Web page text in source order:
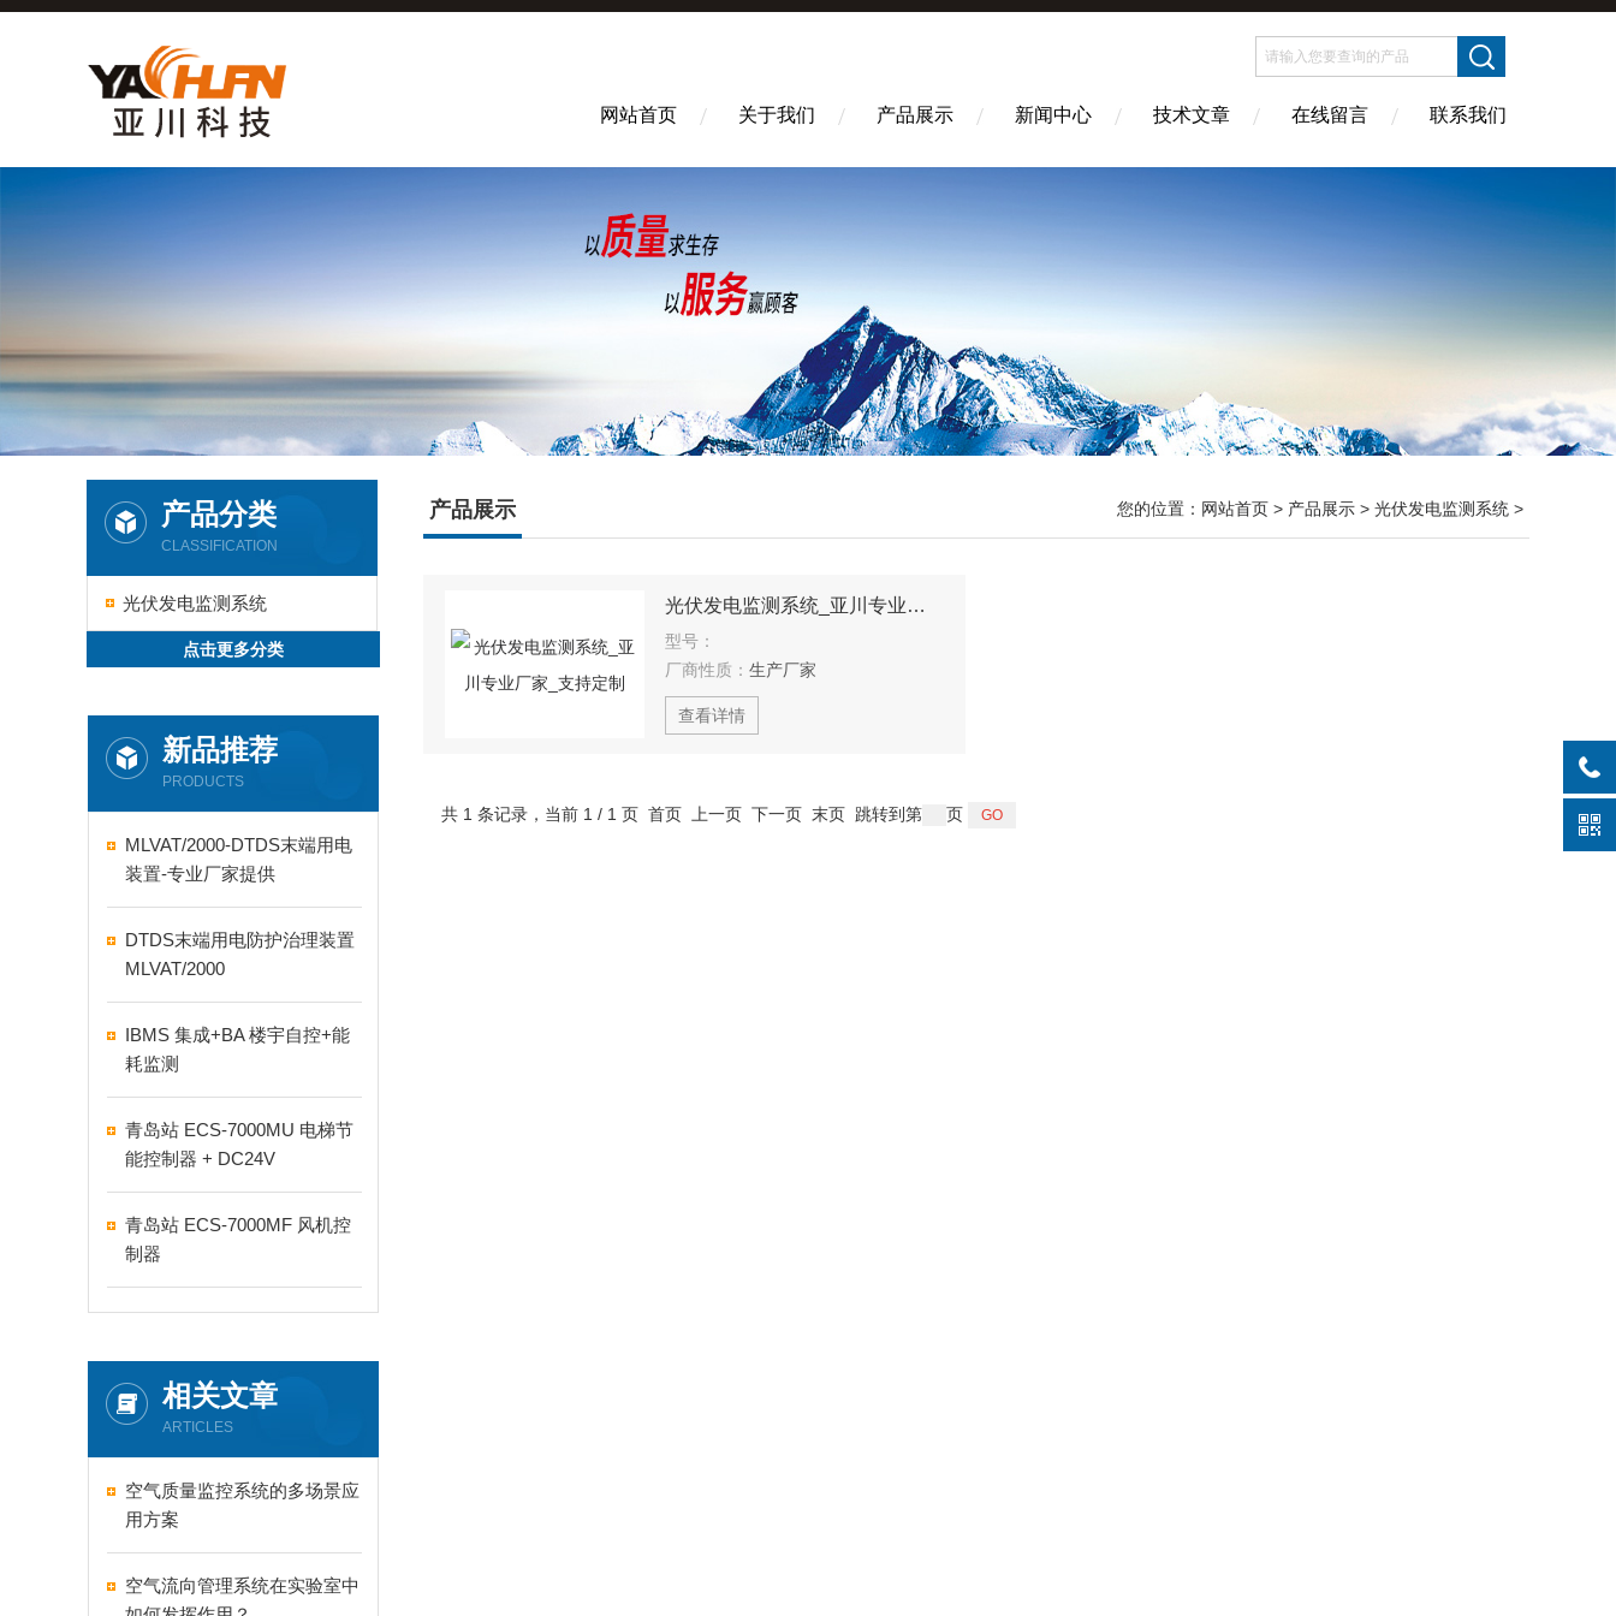
网站首页 关于我们 产品展示 新闻中心 技术文章 在线留言 联系我们
产品分类
CLASSIFICATION
光伏发电监测系统
点击更多分类
新品推荐
PRODUCTS
MLVAT/2000-DTDS末端用电
装置-专业厂家提供
DTDS末端用电防护治理装置
MLVAT/2000
IBMS 集成+BA 楼宇自控+能
耗监测
青岛站 ECS-7000MU 电梯节
能控制器 + DC24V
青岛站 ECS-7000MF 风机控
制器
相关文章
ARTICLES
空气质量监控系统的多场景应
用方案
空气流向管理系统在实验室中
产品展示 您的位置： 网站首页 > 产品展示 > 光伏发电监测系统 >
光伏发电监测系统_亚川专业厂家_支持定制
型号：
厂商性质： 生产厂家
查看详情
共 1 条记录，当前 1 / 1 页 首页 上一页 下一页 末页 跳转到第 页